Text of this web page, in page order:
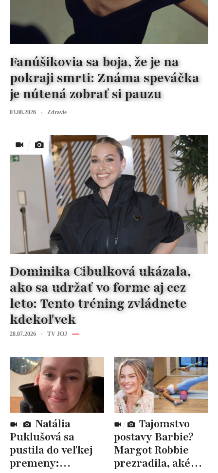
Fanúšikovia sa boja, že je na
pokraji smrti: Známa speváčka
je nútená zobrať si pauzu
03.08.2026 Zdravie
Dominika Cibulková ukázala,
ako sa udržať vo forme aj cez
leto: Tento tréning zvládnete
kdekoľvek
28.07.2026 TV JOJ
Puklušová sa
pustila do veľkej
premeny:
postavy Barbie?
Margot Robbie
prezradila, aké